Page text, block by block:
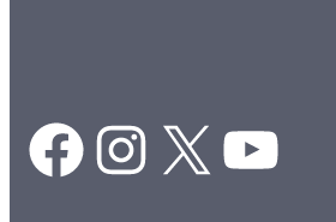
Facebook Instagram X YouTube